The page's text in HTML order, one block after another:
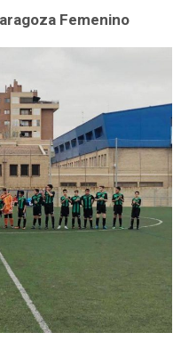
Femenino